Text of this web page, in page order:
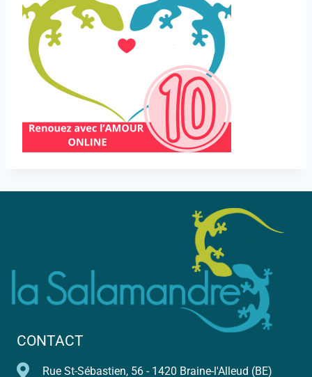
CONTACT
Rue St-Sébastien, 56 - 1420 Braine-l'Alleud (BE)